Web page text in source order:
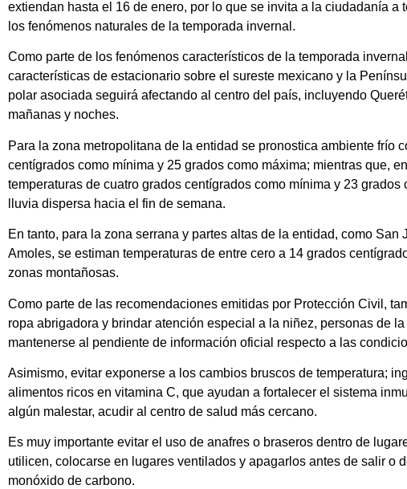
extiendan hasta el 16 de enero, por lo que se invita a la ciudadanía a
los fenómenos naturales de la temporada invernal.
Como parte de los fenómenos característicos de la temporada
características de estacionario sobre el sureste mexicano y la
polar asociada seguirá afectando al centro del país, incluyendo
mañanas y noches.
Para la zona metropolitana de la entidad se pronostica ambiente frío
centígrados como mínima y 25 grados como máxima; mientras que,
temperaturas de cuatro grados centígrados como mínima y 23
lluvia dispersa hacia el fin de semana.
En tanto, para la zona serrana y partes altas de la entidad, como San
Amoles, se estiman temperaturas de entre cero a 14 grados
zonas montañosas.
Como parte de las recomendaciones emitidas por Protección Civil,
ropa abrigadora y brindar atención especial a la niñez, personas de
mantenerse al pendiente de información oficial respecto a las
Asimismo, evitar exponerse a los cambios bruscos de temperatura;
alimentos ricos en vitamina C, que ayudan a fortalecer el sistema
algún malestar, acudir al centro de salud más cercano.
Es muy importante evitar el uso de anafres o braseros dentro de
utilicen, colocarse en lugares ventilados y apagarlos antes de salir o
monóxido de carbono.